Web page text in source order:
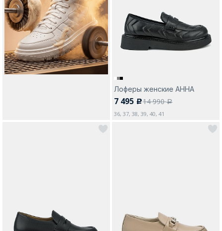
Лоферы женские АННА
7 495 c14 990a
36, 37, 38, 39, 40, 41